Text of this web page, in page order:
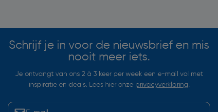
Schrijf je in voor de nieuwsbrief en mis
nooit meer iets.
Je ontvangt van ons 2 à 3 keer per week een e-mail vol met
inspiratie en deals. Lees hier onze privacyverklaring.